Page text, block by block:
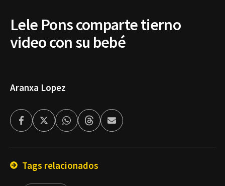
Lele Pons comparte tierno
video con su bebé
Aranxa Lopez
FacebookTwitterWhatsappThreadsEnviar
por
Tags relacionados